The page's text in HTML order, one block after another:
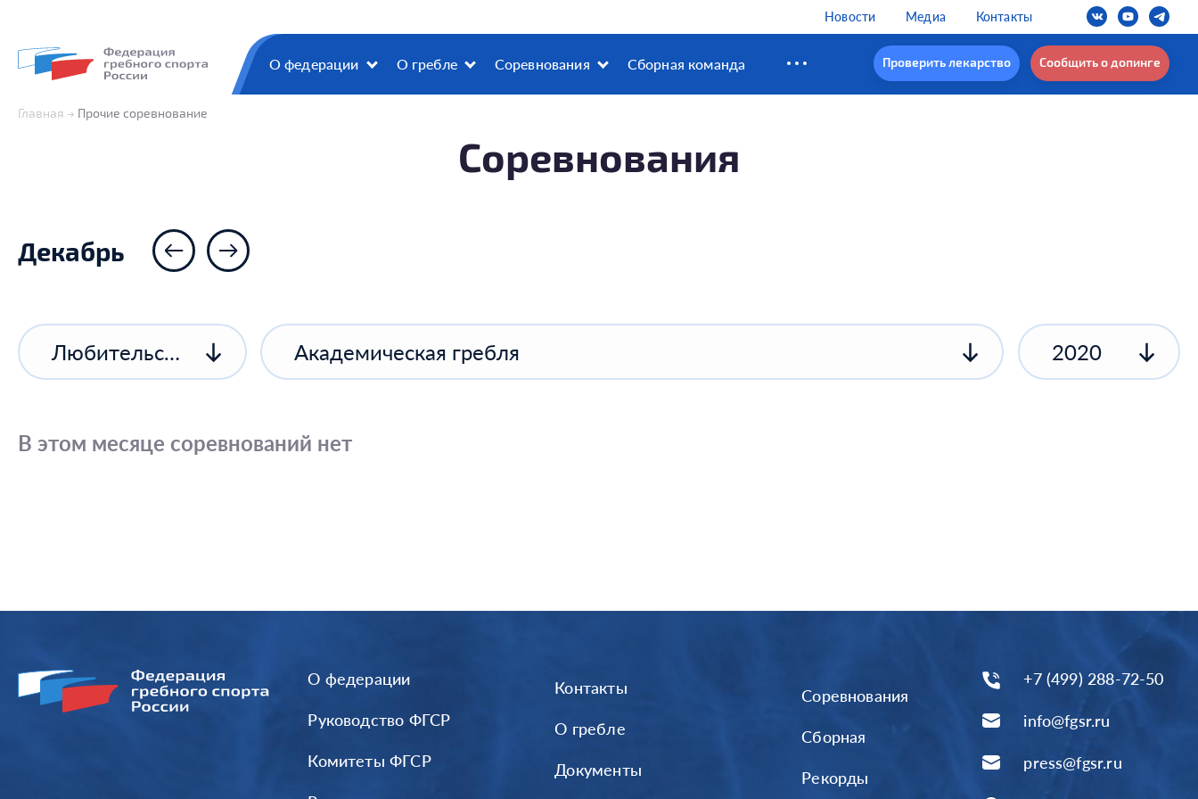
Новости Медиа Контакты
О федерации О гребле Соревнования Сборная команда Проверить лекарство Сообщить о допинге
Главная Прочие соревнование
Соревнования
Декабрь
Любительские соревнования Академическая гребля 2020
В этом месяце соревнований нет
О федерации
Руководство ФГСР
Комитеты ФГСР
Контакты
О гребле
Документы
Соревнования
Сборная
Рекорды
+7 (499) 288-72-50
info@fgsr.ru
press@fgsr.ru